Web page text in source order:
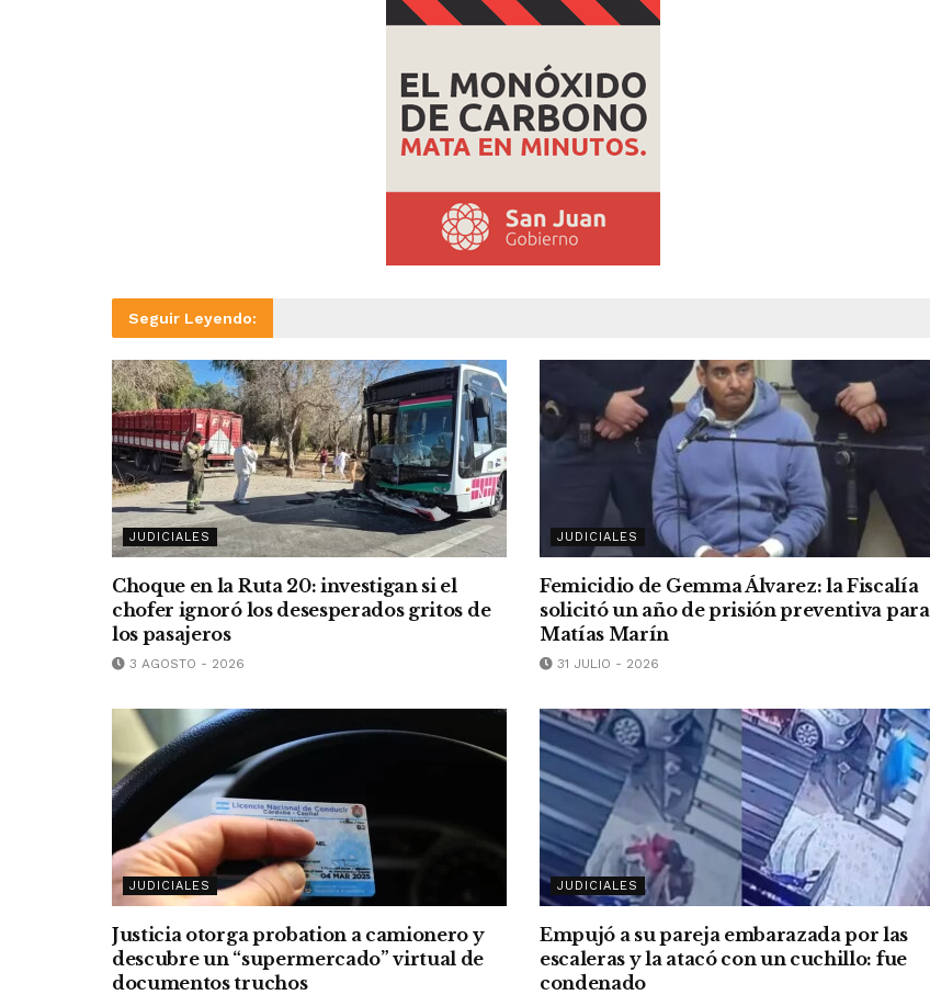
Seguir Leyendo:
JUDICIALES
Choque en la Ruta 20: investigan si el
chofer ignoró los desesperados gritos de
los pasajeros
3 AGOSTO - 2026
JUDICIALES
Femicidio de Gemma Álvarez: la Fiscalía
solicitó un año de prisión preventiva para
Matías Marín
31 JULIO - 2026
JUDICIALES
Justicia otorga probation a camionero y
descubre un “supermercado” virtual de
documentos truchos
JUDICIALES
Empujó a su pareja embarazada por las
escaleras y la atacó con un cuchillo: fue
condenado